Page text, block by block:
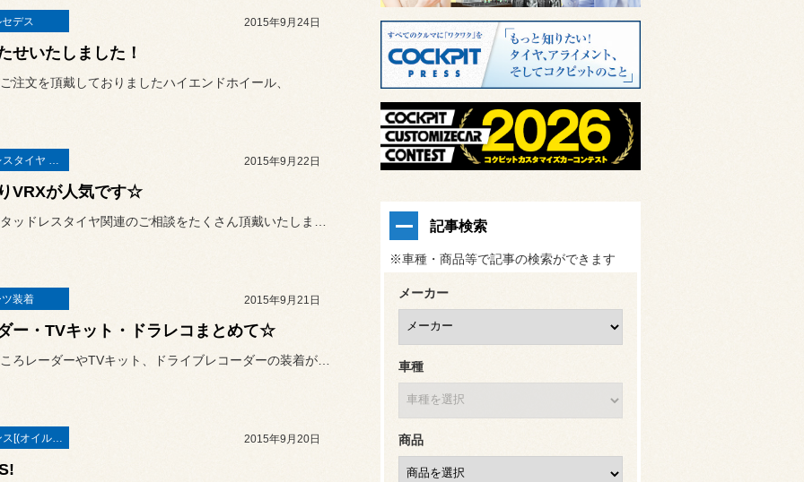
デス 2015年9月24日
せいたしました！
注文を頂戴しておりましたハイエンドホイール、
スタッドレスタイヤ 「BLIZZAK」 2015年9月22日
VRXが人気です☆
本日もスタッドレスタイヤ関連のご相談をたくさん頂戴いたしまして、誠...
装着 2015年9月21日
ー・TVキット・ドラレコまとめて☆
ここのところレーダーやTVキット、ドライブレコーダーの装着が続きま...
メンテナンス[(オイル・バッテリー・ＲＥＣＳなど) 2015年9月20日
記事検索
※車種・商品等で記事の検索ができます
メーカー
車種
商品